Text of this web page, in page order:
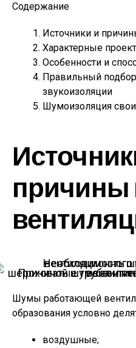
Содержание
Источники и
Характерные
Особенности и
Правильный
звукоизоляции
Шумоизоляция
Причиной шума вентиляции могут быть шероховатые трубы и
Шумы работающей
образования условно
воздушные;